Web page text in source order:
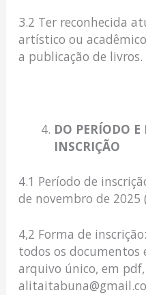
3.2 Ter reconhecida
artístico ou
a publicação de livros.
DO PERÍODO E
INSCRIÇÃO
4.1 Período de
de novembro de 2025
4,2 Forma de
todos os documentos
arquivo único, em